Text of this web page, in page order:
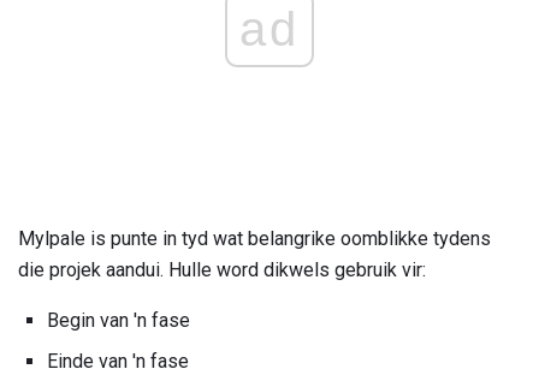
ad
Mylpale is punte in tyd wat belangrike oomblikke tydens
die projek aandui. Hulle word dikwels gebruik vir:
Begin van 'n fase
Einde van 'n fase